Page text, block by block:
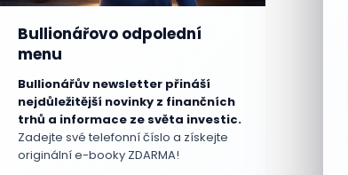
Bullionářovo odpolední
menu
Bullionářův newsletter přináší
nejdůležitější novinky z finančních
trhů a informace ze světa investic.
Zadejte své telefonní číslo a získejte
originální e-booky ZDARMA!